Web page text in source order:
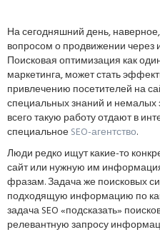
На сегодняшний день,
вопросом о продвижении через
Поисковая оптимизация как
маркетинга, может стать
привлечению посетителей на
специальных знаний и
всего такую работу отдают в
специальноеSEO-агентство.
Люди редко ищут какие-то
сайт или нужную им
фразам. Задача же поисковых
подходящую информацию по
задача SEO «подсказать»
релевантную запросу